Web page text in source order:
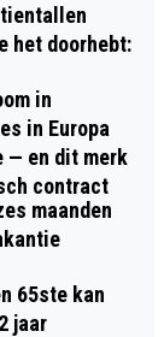
het doorhebt:
in
in Europa
— en dit merk
contract
maanden
65ste kan
jaar